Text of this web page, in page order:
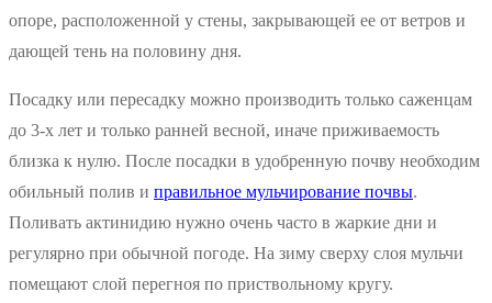
опоре, расположенной у стены, закрывающей ее от ветров и
дающей тень на половину дня.
Посадку или пересадку можно производить только саженцам
до 3-х лет и только ранней весной, иначе приживаемость
близка к нулю. После посадки в удобренную почву необходим
обильный полив и правильное мульчирование почвы.
Поливать актинидию нужно очень часто в жаркие дни и
регулярно при обычной погоде. На зиму сверху слоя мульчи
помещают слой перегноя по приствольному кругу.